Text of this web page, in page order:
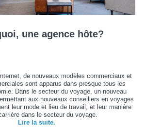
une agence hôte?
de nouveaux modèles commerciaux et
sont apparus dans presque tous les
Dans le secteur du voyage, un nouveau
aux nouveaux conseillers en voyages
leur mode et lieu de travail, et leur manière
dans le secteur du voyage.
Lire la suite.